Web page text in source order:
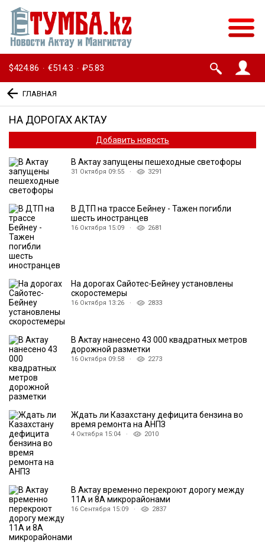
$424.86 · €514.3 · ₽5.83
ГЛАВНАЯ
НА ДОРОГАХ АКТАУ
Добавить новость
В Актау запущены пешеходные светофоры
31 Октября 09:55 · 3291
В ДТП на трассе Бейнеу - Тажен погибли
шесть иностранцев
16 Октября 15:09 · 2681
На дорогах Сайотес-Бейнеу установлены
скоростемеры
16 Октября 13:26 · 2833
В Актау нанесено 43 000 квадратных метров
дорожной разметки
16 Октября 09:58 · 2273
Ждать ли Казахстану дефицита бензина во
время ремонта на АНПЗ
4 Октября 15:04 · 2010
В Актау временно перекроют дорогу между
11А и 8А микрорайонами
16 Сентября 15:09 · 2837